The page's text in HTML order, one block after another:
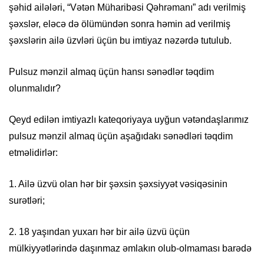
şəhid ailələri, “Vətən Müharibəsi Qəhrəmanı” adı verilmiş
şəxslər, eləcə də ölümündən sonra həmin ad verilmiş
şəxslərin ailə üzvləri üçün bu imtiyaz nəzərdə tutulub.
Pulsuz mənzil almaq üçün hansı sənədlər təqdim
olunmalıdır?
Qeyd edilən imtiyazlı kateqoriyaya uyğun vətəndaşlarımız
pulsuz mənzil almaq üçün aşağıdakı sənədləri təqdim
etməlidirlər:
1. Ailə üzvü olan hər bir şəxsin şəxsiyyət vəsiqəsinin
surətləri;
2. 18 yaşından yuxarı hər bir ailə üzvü üçün
mülkiyyətlərində daşınmaz əmlakın olub-olmaması barədə